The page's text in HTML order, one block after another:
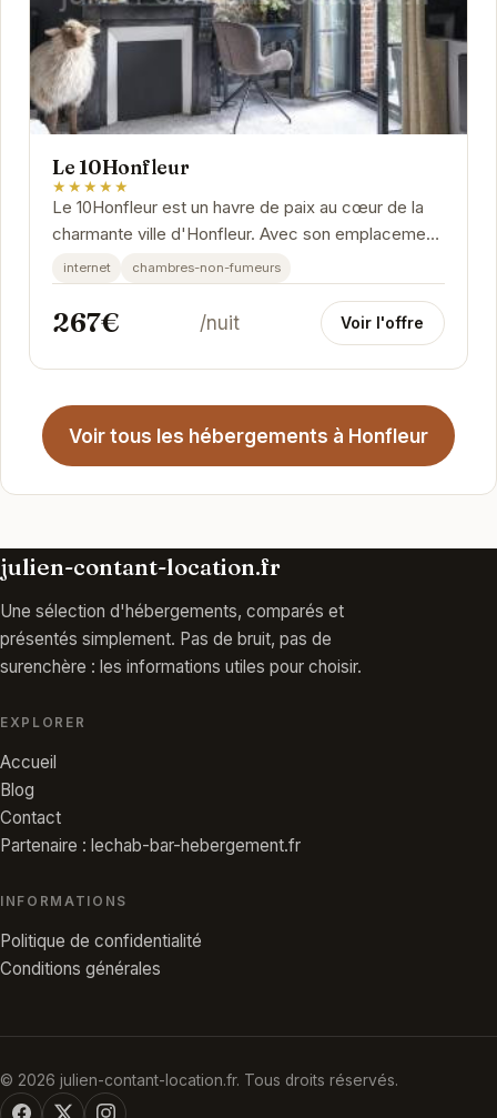
Le 10Honfleur
★★★★★
Le 10Honfleur est un havre de paix au cœur de la
charmante ville d'Honfleur. Avec son emplacement
privilégié et son ambiance chaleureuse, cet...
internet chambres-non-fumeurs
267€ /nuit Voir l'offre
Voir tous les hébergements à Honfleur
julien-contant-location.fr
Une sélection d'hébergements, comparés et
présentés simplement. Pas de bruit, pas de
surenchère : les informations utiles pour choisir.
EXPLORER
Accueil
Blog
Contact
Partenaire : lechab-bar-hebergement.fr
INFORMATIONS
Politique de confidentialité
Conditions générales
© 2026 julien-contant-location.fr. Tous droits réservés.